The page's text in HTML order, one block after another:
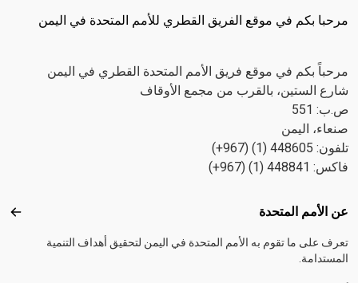
مرحبا بكم في موقع الفريق القطري للأمم المتحدة في اليمن
مرحباً بكم في موقع فريق الأمم المتحدة القطري في اليمن
شارع الستين، بالقرب من مجمع الأوقاف
ص.ب: 551
صنعاء، اليمن
تلفون: 448605 (1) (967+)
فاكس: 448841 (1) (967+)
Footer menu
عن الأمم المتحدة عن
تعرف على ما تقوم به الأمم المتحدة في اليمن لتحقيق أهداف التنمية
المستدامة.